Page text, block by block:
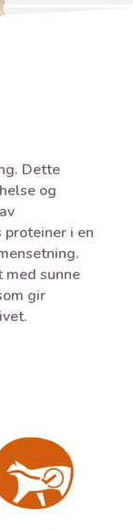
Dette
og
i en
med sunne
gir